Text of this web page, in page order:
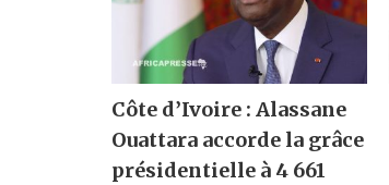
Côte d’Ivoire : Alassane
Ouattara accorde la grâce
présidentielle à 4 661